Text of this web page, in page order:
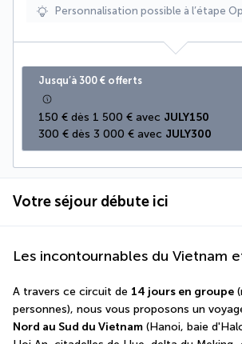
Personnalisation possible à l’étape
Jusqu’à 300 € offerts
150 € dès 1 500 € avec JULY150
300 € dès 3 000 € avec JULY300
Votre séjour débute ici
Les incontournables du Vietnam
A travers ce circuit de 14 jours en groupe
Nord au Sud du Vietnam (Hanoi, baie